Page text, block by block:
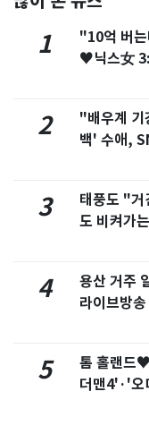
1
"10억 버
♥닉스女
2
"배우계
백' 수애,
3
태풍도 "
도 비켜가
4
용산 거주
라이브방
5
톰 홀랜드
더맨4'·'오